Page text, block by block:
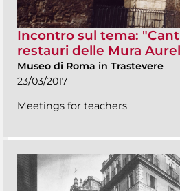
Incontro sul tema:
restauri delle Mura
Museo di Roma in Trastevere
23/03/2017
Meetings for teachers